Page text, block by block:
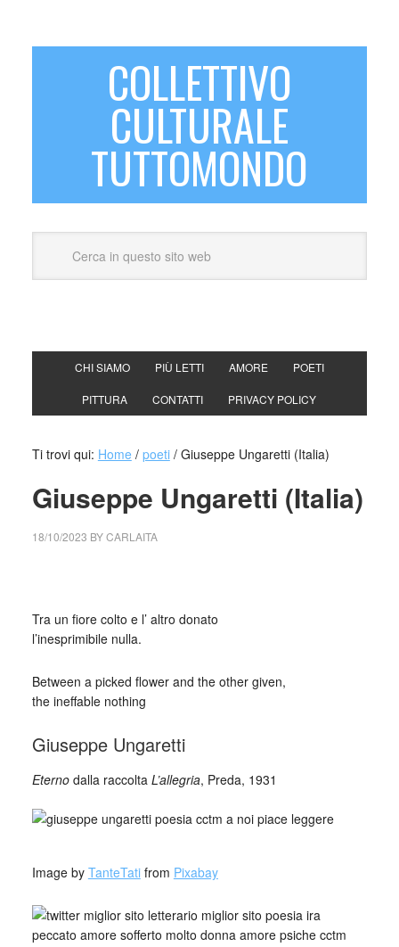
COLLETTIVO
CULTURALE
TUTTOMONDO
CHI SIAMO PIÙ LETTI AMORE POETI
PITTURA CONTATTI PRIVACY POLICY
Ti trovi qui: Home / poeti /Giuseppe Ungaretti (Italia)
Giuseppe Ungaretti (Italia)
18/10/2023 BYCARLAITA
Tra un fiore colto e l’ altro donato
l’inesprimibile nulla.
Between a picked flower and the other given,
the ineffable nothing
Giuseppe Ungaretti
Eternodalla raccolta L’allegria, Preda, 1931
Image by TanteTatifrom Pixabay